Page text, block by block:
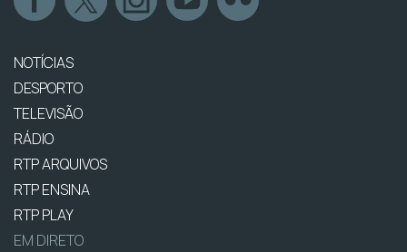
NOTÍCIAS
DESPORTO
TELEVISÃO
RÁDIO
RTP ARQUIVOS
RTP ENSINA
RTP PLAY
EM DIRETO